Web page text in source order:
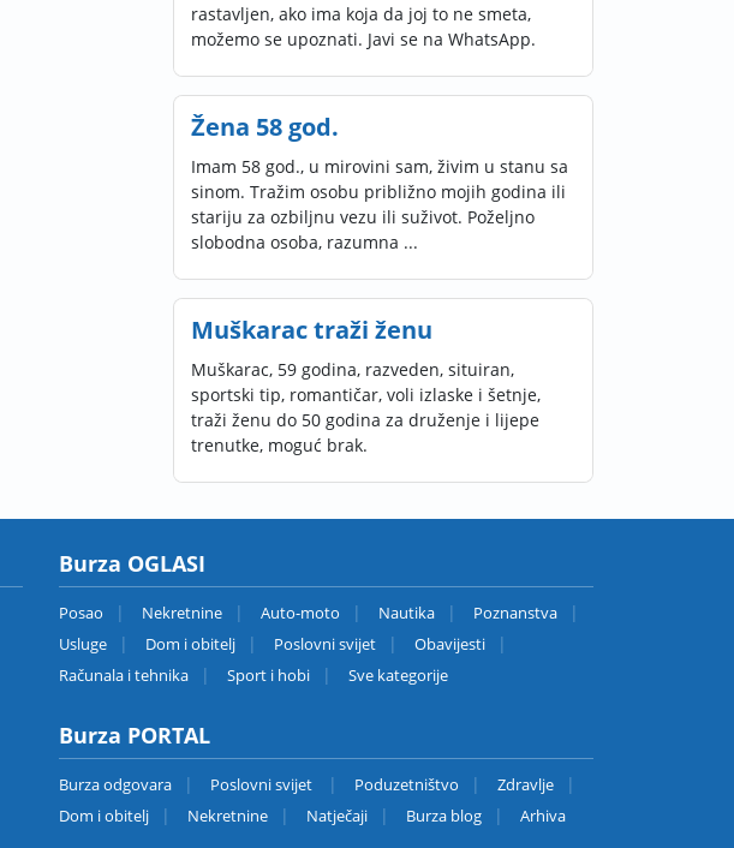
rastavljen, ako ima koja da joj to ne smeta,
možemo se upoznati. Javi se na WhatsApp.
Žena 58 god.
Imam 58 god., u mirovini sam, živim u stanu sa
sinom. Tražim osobu približno mojih godina ili
stariju za ozbiljnu vezu ili suživot. Poželjno
slobodna osoba, razumna ...
Muškarac traži ženu
Muškarac, 59 godina, razveden, situiran,
sportski tip, romantičar, voli izlaske i šetnje,
traži ženu do 50 godina za druženje i lijepe
trenutke, moguć brak.
Burza OGLASI
Posao Nekretnine Auto-moto Nautika
Poznanstva
Usluge
Dom i obitelj Poslovni svijet
Obavijesti
Računala i tehnika
Sport i hobi Sve kategorije
Burza PORTAL
Burza odgovara Poslovni svijet Poduzetništvo
Zdravlje
Dom i obitelj
Nekretnine Natječaji Burza blog Arhiva